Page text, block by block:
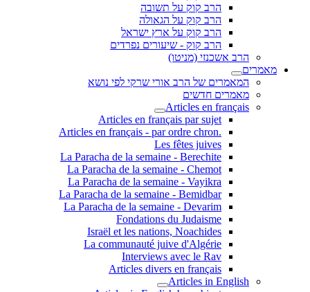
הרב קוק על תשובה
הרב קוק על הגאולה
הרב קוק על ארץ ישראל
הרב קוק - שיעורים נפרדים
הרב אשכנזי (מניטו)
מאמרים
המאמרים של הרב אורי שרקי לפי נושא
מאמרים חדשים
Articles en français
Articles en français par sujet
.Articles en français - par ordre chron
Les fêtes juives
La Paracha de la semaine - Berechite
La Paracha de la semaine - Chemot
La Paracha de la semaine - Vayikra
La Paracha de la semaine - Bemidbar
La Paracha de la semaine - Devarim
Fondations du Judaisme
Israël et les nations, Noachides
La communauté juive d'Algérie
Interviews avec le Rav
Articles divers en français
Articles in English